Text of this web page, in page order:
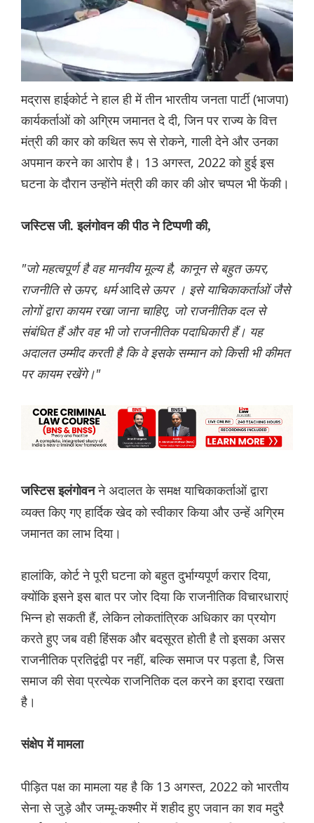
मद्रास हाईकोर्ट ने हाल ही में तीन भारतीय जनता पार्टी (भाजपा)
कार्यकर्ताओं को अग्रिम जमानत दे दी, जिन पर राज्य के वित्त
मंत्री की कार को कथित रूप से रोकने, गाली देने और उनका
अपमान करने का आरोप है। 13 अगस्त, 2022 को हुई इस
घटना के दौरान उन्होंने मंत्री की कार की ओर चप्पल भी फेंकी।
जस्टिस जी. इलंगोवन की पीठ ने टिप्पणी की,
"जो महत्वपूर्ण है वह मानवीय मूल्य है, कानून से बहुत ऊपर,
राजनीति से ऊपर, धर्मआदिसे ऊपर । इसे याचिकाकर्ताओं जैसे
लोगों द्वारा कायम रखा जाना चाहिए, जो राजनीतिक दल से
संबंधित हैं और वह भी जो राजनीतिक पदाधिकारी हैं। यह
अदालत उम्मीद करती है कि वे इसके सम्मान को किसी भी कीमत
पर कायम रखेंगे।"
जस्टिस इलंगोवनने अदालत के समक्ष याचिकाकर्ताओं द्वारा
व्यक्त किए गए हार्दिक खेद को स्वीकार किया और उन्हें अग्रिम
जमानत का लाभ दिया।
हालांकि, कोर्ट ने पूरी घटना को बहुत दुर्भाग्यपूर्ण करार दिया,
क्योंकि इसने इस बात पर जोर दिया कि राजनीतिक विचारधाराएं
भिन्न हो सकती हैं, लेकिन लोकतांत्रिक अधिकार का प्रयोग
करते हुए जब वही हिंसक और बदसूरत होती है तो इसका असर
राजनीतिक प्रतिद्वंद्वी पर नहीं, बल्कि समाज पर पड़ता है, जिस
समाज की सेवा प्रत्येक राजनितिक दल करने का इरादा रखता
है।
संक्षेप में मामला
पीड़ित पक्ष का मामला यह है कि 13 अगस्त, 2022 को भारतीय
सेना से जुड़े और जम्मू-कश्मीर में शहीद हुए जवान का शव मदुरै